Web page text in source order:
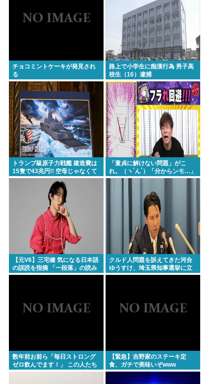
チョコミントケーキが発見され
る
路上で小学生に痴漢行為 男子高
校生（16）逮捕
トランプ級原子力戦艦 建造費は
15隻で43兆円!! 空母じゃなくて
戦艦なんか?
「童貞に解けない問題」がこ
れ。（ヽ´ん`）「分からンモ…」
【元V6】三宅健 気になる日本語
の誤読を指摘 「一段落」の読み
は？ 「使い方間違ってるんだよ
クルド人問題を訴えてきた河合
ゆうすけ、埼玉県知事選挙に立
候補表明www
数年前お前ら「毎日ストロング
ゼロ飲んでます！」 この人たち
どこ行ったの？流石にもう止め
【緊急】吉野家のステーキ定
食、ガチで美味いぞwww